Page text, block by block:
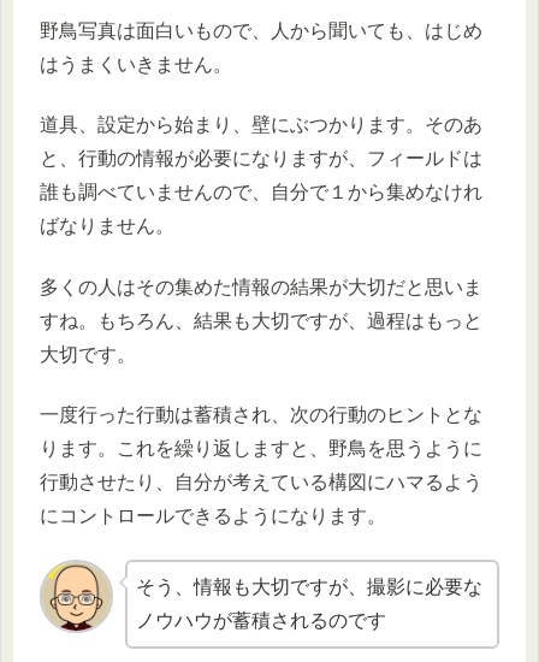
野鳥写真は面白いもので、人から聞いても、はじめ
はうまくいきません。
道具、設定から始まり、壁にぶつかります。そのあ
と、行動の情報が必要になりますが、フィールドは
誰も調べていませんので、自分で１から集めなけれ
ばなりません。
多くの人はその集めた情報の結果が大切だと思いま
すね。もちろん、結果も大切ですが、過程はもっと
大切です。
一度行った行動は蓄積され、次の行動のヒントとな
ります。これを繰り返しますと、野鳥を思うように
行動させたり、自分が考えている構図にハマるよう
にコントロールできるようになります。
そう、情報も大切ですが、撮影に必要な
ノウハウが蓄積されるのです